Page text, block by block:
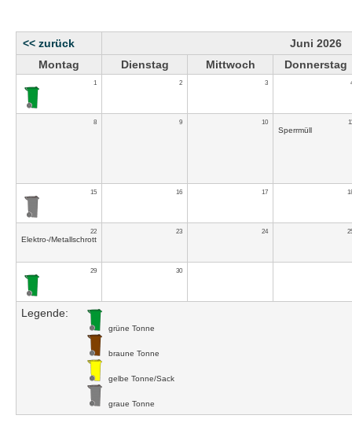
<< zurück
Juni 2026
Montag
Dienstag Mittwoch Donnerstag
1 2 3
8 9 10
Sperrmüll
15 16 17
22
Elektro-/Metallschrott
23 24
29 30
Legende:
grüne Tonne
braune Tonne
gelbe Tonne/Sack
graue Tonne